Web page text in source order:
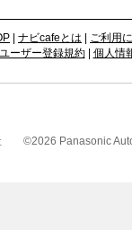
| ナビcafeとは | ご利用
ユーザー登録規約| 個人情
©2026 Panasonic